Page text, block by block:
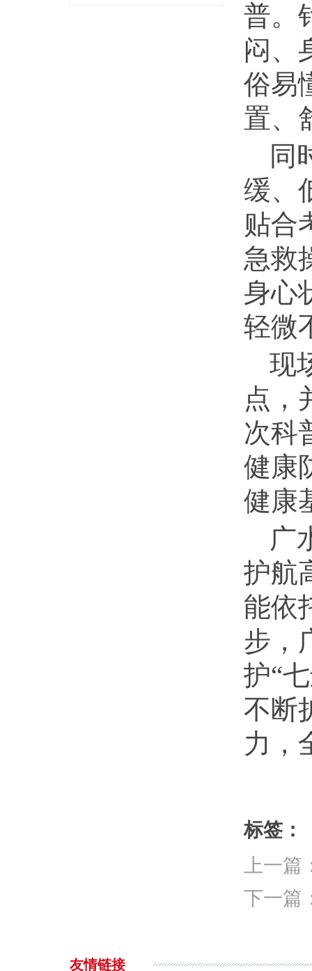
普。
闷、
俗易
置、
同
缓、
贴合
急救
身心
轻微
现
点，
次科
健康
健康
广
护航
能依
步，
护“
不断
力，
标签：
上一
下一篇
友情链接